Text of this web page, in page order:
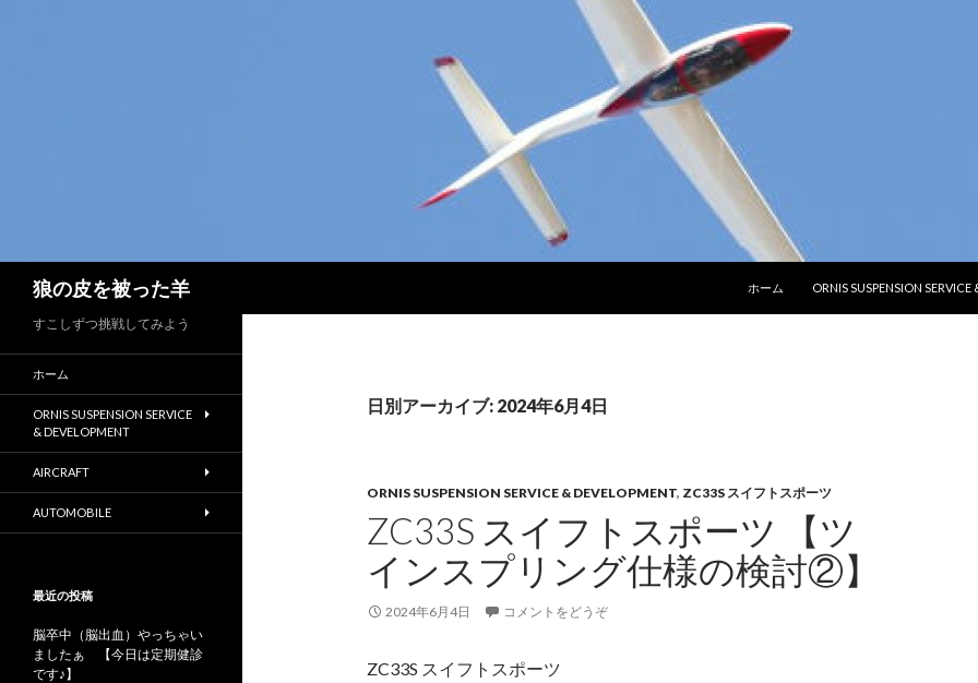
狼の皮を被った羊
ホーム
ORNIS SUSPENSION
日別アーカイブ: 2024年6月4日
ORNIS SUSPENSION SERVICE & DEVELOPMENT, ZC33S スイフトスポーツ
ZC33S スイフトスポーツ 【ツ
インスプリング仕様の検討②】
2024年6月4日 コメントをどうぞ
ZC33S スイフトスポーツ
すこしずつ挑戦してみよう
ホーム
ORNIS SUSPENSION SERVICE
& DEVELOPMENT
AIRCRAFT
AUTOMOBILE
最近の投稿
脳卒中（脳出血）やっちゃい
ましたぁ 【今日は定期健診
です♪】